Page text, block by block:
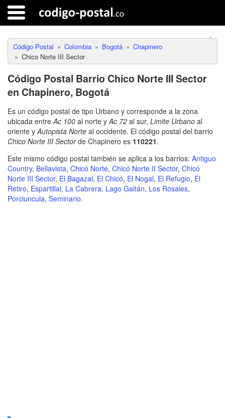
Código Postal Colombia Bogotá
Chapinero
Chico Norte III Sector
Código Postal Barrio Chico Norte III Sector
en Chapinero, Bogotá
Es un código postal de tipo Urbano y corresponde a la zona
ubicada entreAc 100 al norte yAc 72 al sur, Limite Urbano al
oriente yAutopista Norte al occidente. El código postal del barrio
Chico Norte III Sectorde Chapinero es 110221.
Este mismo código postal también se aplica a los barrios: Antiguo
Country, Bellavista, Chicó Norte, Chicó Norte II Sector, Chicó
Norte III Sector, El Bagazal, El Chicó, El Nogal, El Refugio, El
Retiro, Espartillal, La Cabrera, Lago Gaitán, Los Rosales,
Porciuncula, Seminario.